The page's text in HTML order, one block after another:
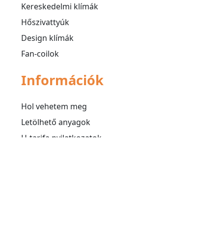
Kereskedelmi klímák
Hőszivattyúk
Design klímák
Fan-coilok
Információk
Hol vehetem meg
Letölhető anyagok
H-tarifa nyilatkozatok